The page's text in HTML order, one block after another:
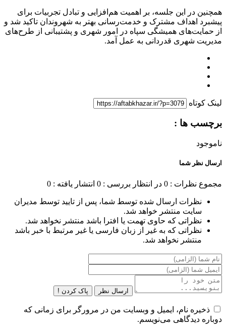
همچنین در این جلسه، بر اهمیت هم‌افزایی و تبادل تجربیات برای
پیشبرد اهداف مشترک و خدمت‌رسانی بهتر به شهروندان تاکید شد و
از حمایت‌های همیشگی سپاه در امور شهری و پشتیبانی از طرح‌های
مدیریت شهری قدردانی به عمل آمد.
لینک کوتاه
برچسب ها :
ناموجود
ارسال نظر شما
مجموع نظرات : 0 در انتظار بررسی : 0 انتشار یافته : 0
نظرات ارسال شده توسط شما، پس از تایید توسط مدیران
سایت منتشر خواهد شد.
نظراتی که حاوی تهمت یا افترا باشد منتشر نخواهد شد.
نظراتی که به غیر از زبان فارسی یا غیر مرتبط با خبر باشد
منتشر نخواهد شد.
ارسال نظر پاک کردن !
ذخیره نام، ایمیل و وبسایت من در مرورگر برای زمانی که
دوباره دیدگاهی می‌نویسم.